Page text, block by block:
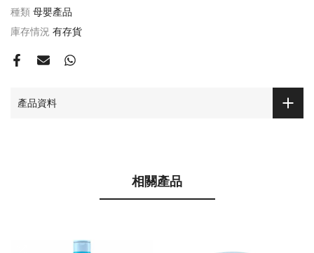
種類 母嬰產品
庫存情況 有存貨
產品資料
相關產品